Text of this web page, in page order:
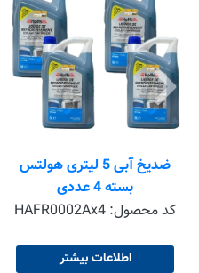
ضدیخ آبی 5 لیتری هولتس
بسته 4 عددی
کد محصول: HAFR0002Ax4
اطلاعات بیشتر